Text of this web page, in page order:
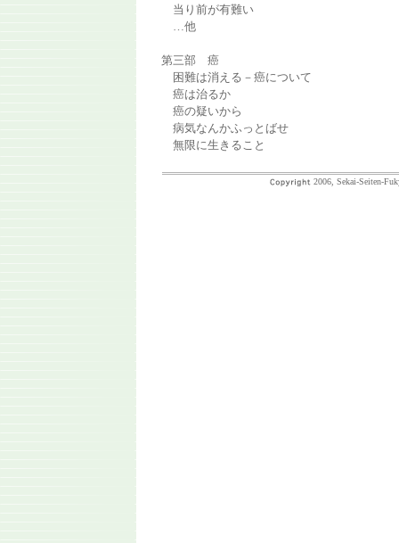
当り前が有難い
…他
第三部 癌
困難は消える－癌について
癌は治るか
癌の疑いから
病気なんかふっとばせ
無限に生きること
2006, Sekai-Seiten-